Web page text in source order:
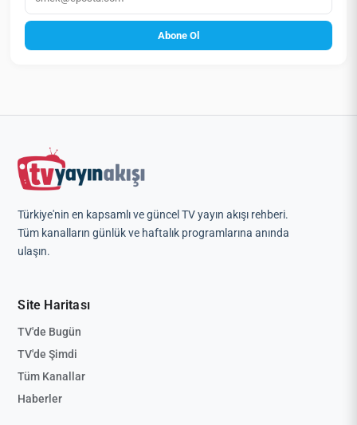
Abone Ol
Türkiye'nin en kapsamlı ve güncel TV yayın akışı rehberi.
Tüm kanalların günlük ve haftalık programlarına anında
ulaşın.
Site Haritası
TV'de Bugün
TV'de Şimdi
Tüm Kanallar
Haberler